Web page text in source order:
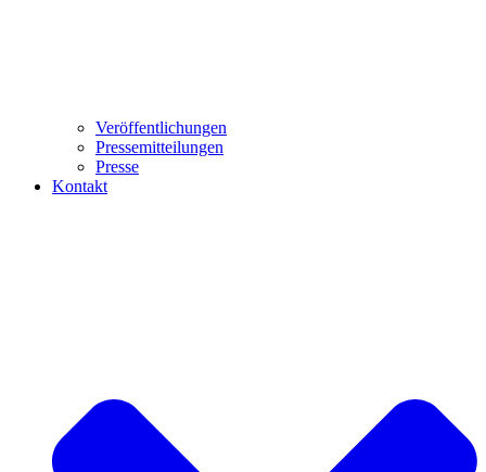
Veröffentlichungen
Pressemitteilungen
Presse
Kontakt